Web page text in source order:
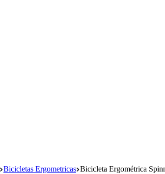
Bicicletas Ergometricas Bicicleta Ergométrica